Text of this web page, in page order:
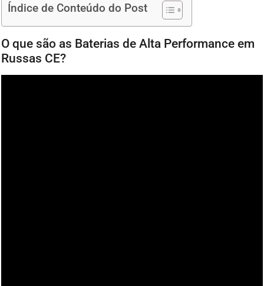
Índice de Conteúdo do Post
O que são as Baterias de Alta Performance em
Russas CE?